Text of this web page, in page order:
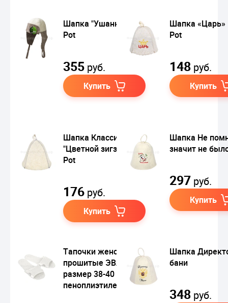
Шапка "Ушанка" Hot
Pot
355 руб.
Купить
Шапка «Царь»
Pot
148 руб.
Купить
Шапка Классика
"Цветной зигзаг" Hot
Pot
176 руб.
Купить
Шапка Не
значит не
297 руб.
Купить
Тапочки женские
прошитые ЭВА 3 мм
размер 38-40 белые
пеноплиэтилен
Шапка
бани
348 руб.